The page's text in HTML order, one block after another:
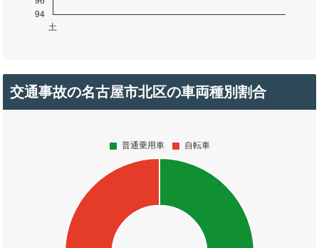
交通事故の名古屋市北区の車両種別割合